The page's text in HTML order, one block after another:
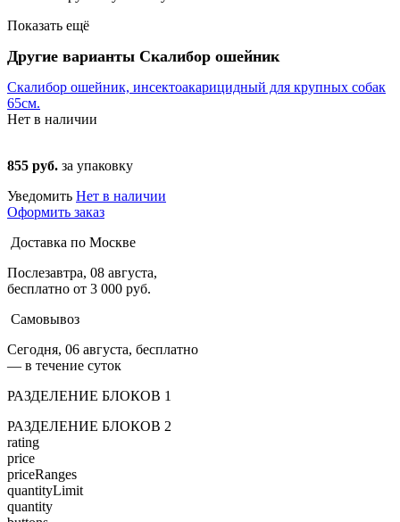
Показать ещё
Другие варианты Скалибор ошейник
Скалибор ошейник, инсектоакарицидный для крупных собак
65см.
Нет в наличии
855 руб. за упаковку
Уведомить Нет в наличии
Оформить заказ
Доставка по Москве
Послезавтра, 08 августа,
бесплатно от 3 000 руб.
Самовывоз
Сегодня, 06 августа, бесплатно
— в течение суток
РАЗДЕЛЕНИЕ БЛОКОВ 1
РАЗДЕЛЕНИЕ БЛОКОВ 2
rating
price
priceRanges
quantityLimit
quantity